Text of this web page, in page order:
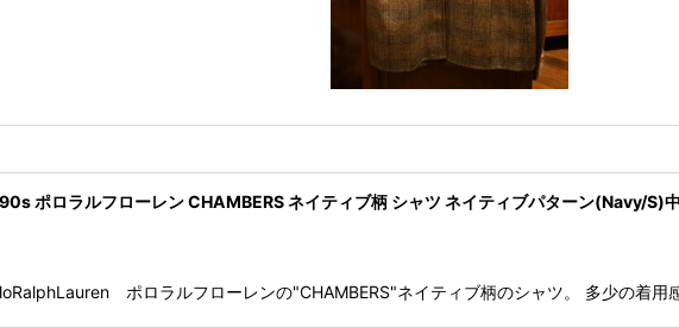
ポロラルフローレン CHAMBERS ネイティブ柄 シャツ ネイティブパターン(Navy/S)
ポロラルフローレンの"CHAMBERS"ネイティブ柄のシャツ。 多少の着